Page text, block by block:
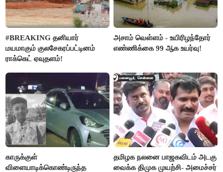
#BREAKING தனியார்
மயமாகும் குலசேகரப்பட்டினம்
ராக்கெட் ஏவுதளம்!
அசாம் வெள்ளம் - உயிரிழந்தோர்
எண்ணிக்கை 99 ஆக உயர்வு!
காருக்குள்
விளையாடிக்கொண்டிருந்த
தமிழக நலனை பாஜகவிடம் அடகு
வைக்க திமுக முயற்சி- அமைச்சர்